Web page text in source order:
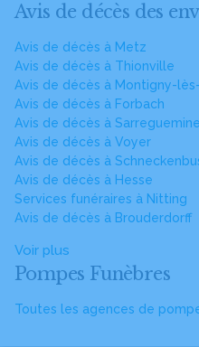
Avis de décès des
Avis de décès à Metz
Avis de décès à Thionville
Avis de décès à Montigny-
Avis de décès à Forbach
Avis de décès à
Avis de décès à Voyer
Avis de décès à
Avis de décès à Hesse
Services funéraires à Nitting
Avis de décès à Brouderdorff
Voir plus
Pompes Funèbres
Toutes les agences de